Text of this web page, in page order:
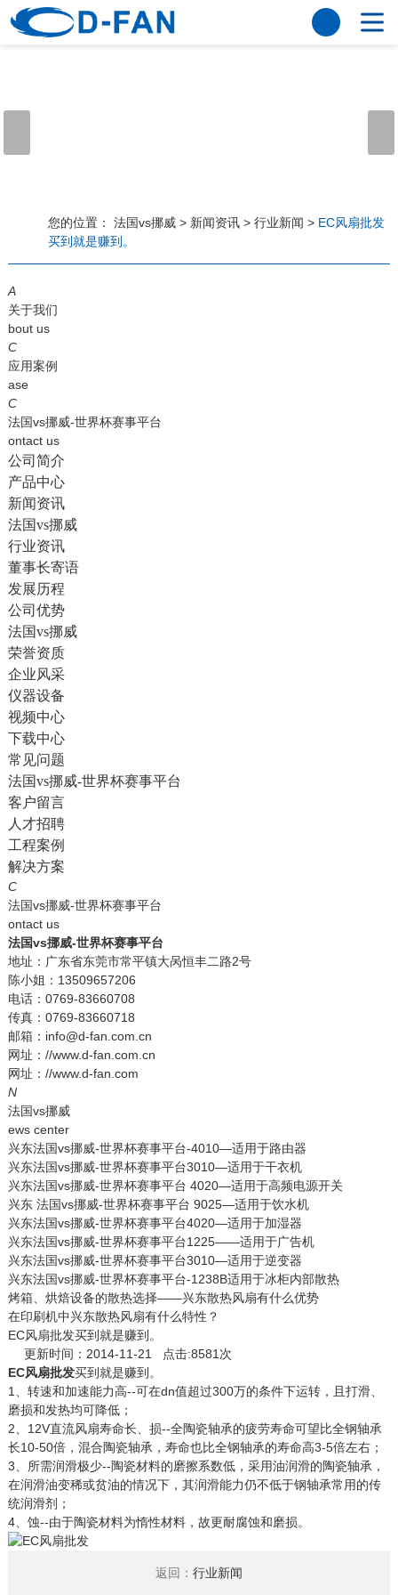
法国vs挪威
应用案例
工程案例
解决方案
新闻资讯
法国vs挪威
行业资讯
常见问题
法国vs挪威-世界杯赛事平台
您的位置： 法国vs挪威> 新闻资讯> 行业新闻 > EC风扇批发
买到就是赚到。
A
关于我们
bout us
C
应用案例
ase
C
法国vs挪威-世界杯赛事平台
ontact us
公司简介
产品中心
新闻资讯
法国vs挪威
行业资讯
董事长寄语
发展历程
公司优势
法国vs挪威
荣誉资质
企业风采
仪器设备
视频中心
下载中心
常见问题
法国vs挪威-世界杯赛事平台
客户留言
人才招聘
工程案例
解决方案
C
法国vs挪威-世界杯赛事平台
ontact us
法国vs挪威-世界杯赛事平台
地址：广东省东莞市常平镇大呙恒丰二路2号
陈小姐：13509657206
电话：0769-83660708
传真：0769-83660718
邮箱：info@d-fan.com.cn
网址：//www.d-fan.com.cn
网址：//www.d-fan.com
N
法国vs挪威
ews center
兴东法国vs挪威-世界杯赛事平台-4010—适用于路由器
兴东法国vs挪威-世界杯赛事平台3010—适用于干衣机
兴东法国vs挪威-世界杯赛事平台 4020—适用于高频电源开关
兴东 法国vs挪威-世界杯赛事平台 9025—适用于饮水机
兴东法国vs挪威-世界杯赛事平台4020—适用于加湿器
兴东法国vs挪威-世界杯赛事平台1225——适用于广告机
兴东法国vs挪威-世界杯赛事平台3010—适用于逆变器
兴东法国vs挪威-世界杯赛事平台-1238B适用于冰柜内部散热
烤箱、烘焙设备的散热选择——兴东散热风扇有什么优势
在印刷机中兴东散热风扇有什么特性？
EC风扇批发买到就是赚到。
更新时间：2014-11-21 点击:8581次
EC风扇批发买到就是赚到。
1、转速和加速能力高--可在dn值超过300万的条件下运转，且打滑、
磨损和发热均可降低；
2、12V直流风扇寿命长、损--全陶瓷轴承的疲劳寿命可望比全钢轴承
长10-50倍，混合陶瓷轴承，寿命也比全钢轴承的寿命高3-5倍左右；
3、所需润滑极少--陶瓷材料的磨擦系数低，采用油润滑的陶瓷轴承，
在润滑油变稀或贫油的情况下，其润滑能力仍不低于钢轴承常用的传
统润滑剂；
4、蚀--由于陶瓷材料为惰性材料，故更耐腐蚀和磨损。
返回： 行业新闻